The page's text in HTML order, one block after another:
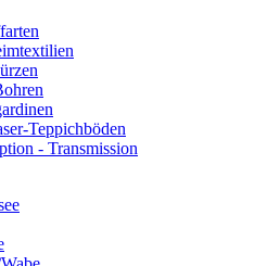
Teppichböden
- Transmission